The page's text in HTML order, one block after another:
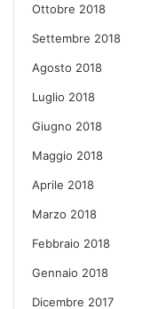
Ottobre 2018
Settembre 2018
Agosto 2018
Luglio 2018
Giugno 2018
Maggio 2018
Aprile 2018
Marzo 2018
Febbraio 2018
Gennaio 2018
Dicembre 2017